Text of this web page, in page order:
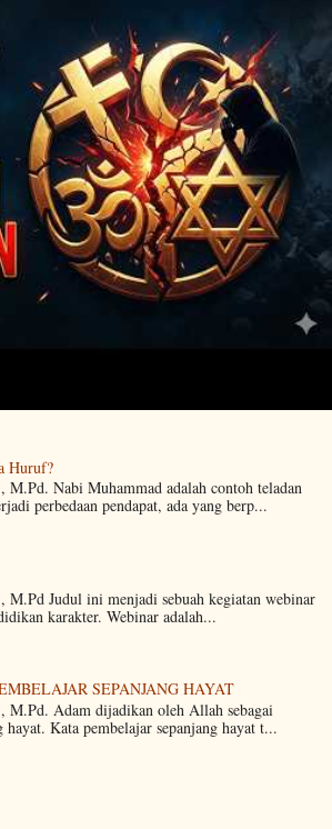
Huruf?
Nabi Muhammad adalah contoh teladan
perbedaan pendapat, ada yang berp...
M.Pd Judul ini menjadi sebuah kegiatan webinar
karakter. Webinar adalah...
SEPANJANG HAYAT
M.Pd. Adam dijadikan oleh Allah sebagai
Kata pembelajar sepanjang hayat t...